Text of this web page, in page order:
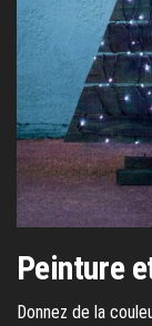
Peinture
Donnez de la